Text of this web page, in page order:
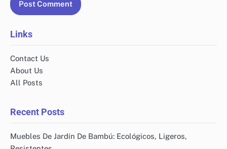
Links
Contact Us
About Us
All Posts
Recent Posts
Muebles De Jardín De Bambú: Ecológicos, Ligeros,